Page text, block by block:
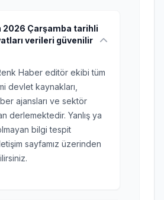
2026 Çarşamba tarihli
verileri güvenilir
Haber editör ekibi tüm
devlet kaynakları,
ajansları ve sektör
derlemektedir. Yanlış ya
bilgi tespit
sayfamız üzerinden